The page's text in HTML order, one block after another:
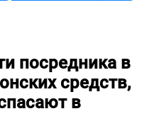
посредника в
средств,
в